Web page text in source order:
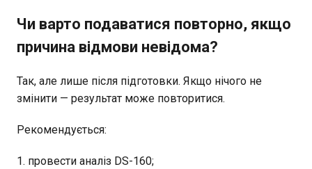
Чи варто подаватися повторно, якщо
причина відмови невідома?
Так, але лише після підготовки. Якщо нічого не
змінити — результат може повторитися.
Рекомендується:
провести аналіз DS-160;